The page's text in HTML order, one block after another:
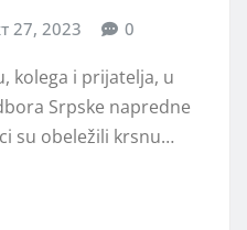
27, 2023 0
kolega i prijatelja, u
Srpske napredne
su obeležili krsnu…